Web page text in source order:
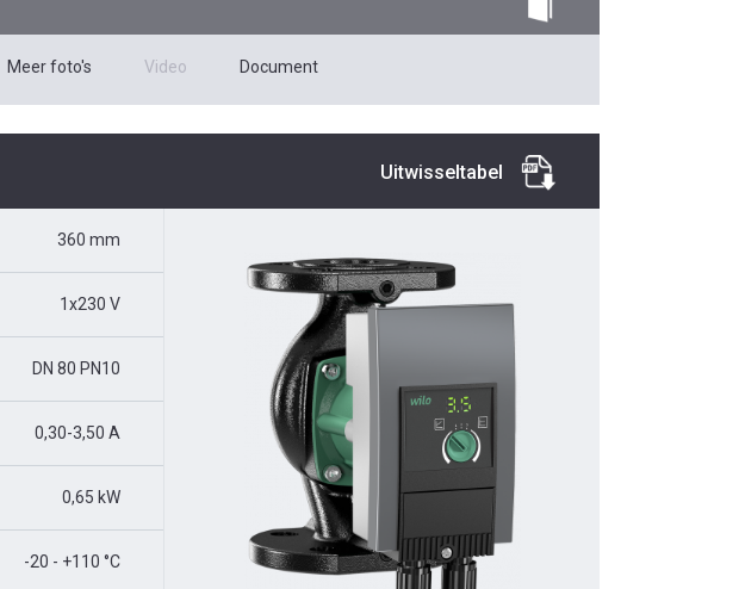
Meer foto's Video Document
Uitwisseltabel
360 mm
1x230 V
DN 80 PN10
0,30-3,50 A
0,65 kW
-20 - +110 °C